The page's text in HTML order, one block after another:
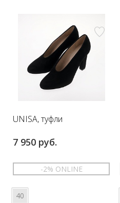
UNISA, туфли
7 950 руб.
-2% ONLINE
40